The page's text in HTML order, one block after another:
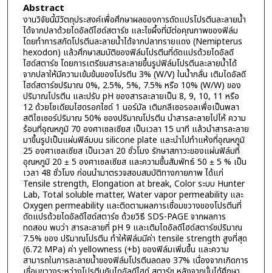
Abstract
งานวิจัยนี้มีวัตถุประสงค์เพื่อศึกษาผลของการดัดแปรโปรตีนละลายน้ำ
ได้จากปลาด้วยไดอัลดีไฮด์สตาร์ช และไขผึ้งที่มีต่อคุณภาพของฟิล์ม
โดยทำการสกัดโปรตีนละลายน้ำได้จากปลาทรายแดง (Nemipterus
hexodon) แล้วศึกษาสมบัติของฟิล์มโปรตีนที่ดัดแปรด้วยไดอัลดี
ไฮด์สตาร์ช โดยการเตรียมสารละลายขึ้นรูปฟิล์มโปรตีนละลายน้ำได้
จากปลาให้มีความเข้มข้นของโปรตีน 3% (W/V) ในน้ำกลั่น เติมไดอัลดี
ไฮด์สตาร์ชปริมาณ 0%, 2.5%, 5%, 7.5% หรือ 10% (W/W) ของ
ปริมาณโปรตีน และปรับ pH ของสารละลายเป็น 8, 9, 10, 11 หรือ
12 ด้วยโซเดียมไฮดรอกไซด์ 1 นอร์มัล เติมกลีเซอรอลเพื่อเป็นพลา
สติไซเซอร์ปริมาณ 50% ของปริมาณโปรตีน นำสารละลายไปไห้ ความ
ร้อนที่อุณหภูมิ 70 องศาเซลเซียส เป็นเวลา 15 นาที แล้วนำสารละลาย
มาขึ้นรูปเป็นแผ่นฟิล์มบน silicone plate และนำไปทำแห้งที่อุณหภูมิ
25 องศาเซลเซียส เป็นเวลา 20 ชั่วโมง รักษาสภาวะของแผ่นฟิล์มที่
อุณหภูมิ 20 ± 5 องศาเซลเซียส และความชื้นสัมพัทธ์ 50 ± 5 % เป็น
เวลา 48 ชั่วโมง ก่อนนำมาตรวจสอบสมบัติทางกายภาพ ได้แก่
Tensile strength, Elongation at break, Color ระบบ Hunter
Lab, Total soluble matter, Water vapor permeability และ
Oxygen permeability และติดตามผลการเชื่อมขวางของโปรตีนที่
ดัดแปรด้วยไดอัลดีไฮด์สตาร์ช ด้วยวิธี SDS-PAGE จากผลการ
ทดสอบ พบว่า สารละลายที่ pH 9 และเติมไดอัลดีไฮด์สตาร์ชปริมาณ
7.5% ของ ปริมาณโปรตีน ทำให้ฟิล์มมีค่า tensile strength สูงที่สุด
(6.72 MPa) ค่า yellowness (+b) ของฟิล์มเพิ่มขึ้น และความ
สามารถในการละลายน้ำของฟิล์มโปรตีนลดลง 37% เนื่องจากเกิดการ